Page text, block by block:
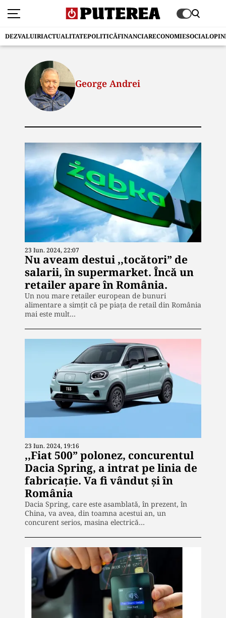
DEZVALUIRIACTUALITATEPOLITICĂFINANCIARECONOMIESOCIAL
George Andrei
23 Iun. 2024, 22:07
Nu aveam destui ,,tocători” de
salarii, în supermarket. Încă un
retailer apare în România.
Un nou mare retailer european de bunuri
alimentare a simțit că pe piața de retail din România
mai este mult…
23 Iun. 2024, 19:16
,,Fiat 500” polonez, concurentul
Dacia Spring, a intrat pe linia de
fabricație. Va fi vândut și în
România
Dacia Spring, care este asamblată, în prezent, în
China, va avea, din toamna acestui an, un
concurent serios, masina electrică…